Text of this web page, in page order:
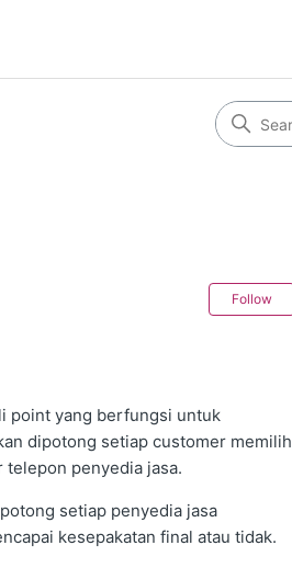
Follow
point yang berfungsi untuk
dipotong setiap customer memilih
telepon penyedia jasa.
setiap penyedia jasa
kesepakatan final atau tidak.